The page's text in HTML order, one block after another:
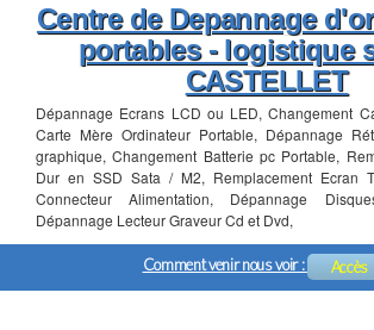
Centre de Depannage
portables - logistique
CASTELLET
Dépannage Ecrans LCD ou LED, Changement
Carte Mère Ordinateur Portable, Dépannage
graphique, Changement Batterie pc Portable,
Dur en SSD Sata / M2, Remplacement Ecran
Connecteur Alimentation, Dépannage
Dépannage Lecteur Graveur Cd et Dvd,
Comment venir nous voir : Accès